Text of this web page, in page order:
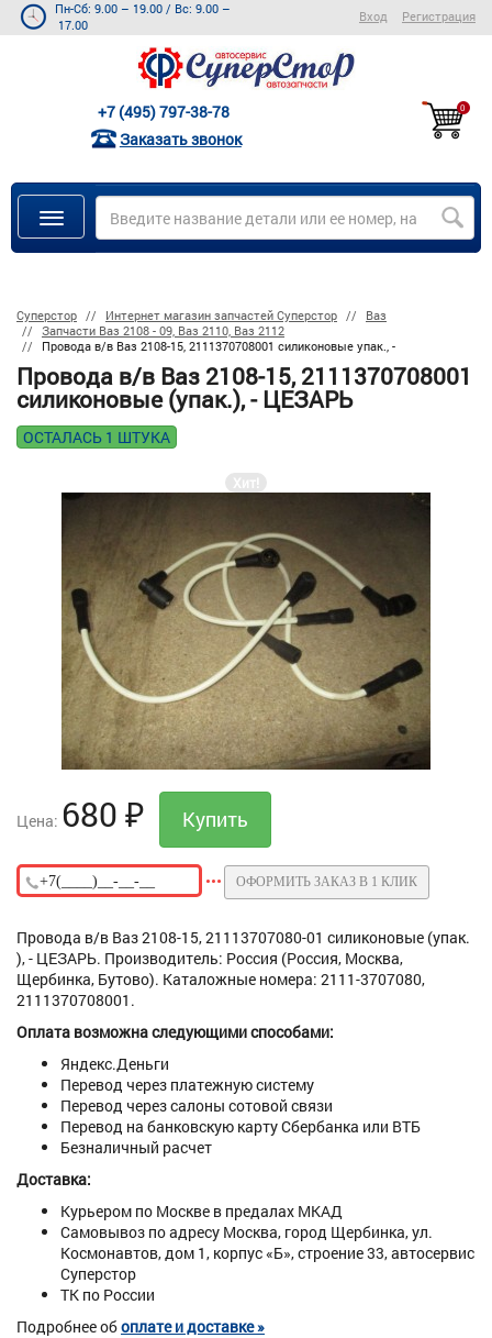
Пн-Сб: 9.00 – 19.00 / Вс: 9.00 –
17.00
Вход Регистрация
+7 (495) 797-38-78
Заказать звонок
0
Суперстор Интернет магазин запчастей Суперстор
Ваз
Запчасти Ваз 2108 - 09, Ваз 2110, Ваз 2112
Провода в/в Ваз 2108-15, 2111370708001 силиконовые упак., -
Провода в/в Ваз 2108-15, 2111370708001
силиконовые (упак.), - ЦЕЗАРЬ
ОСТАЛАСЬ 1 ШТУКА
Хит!
Цена: 680 ₽
ОФОРМИТЬ ЗАКАЗ В 1 КЛИК
Провода в/в Ваз 2108-15, 21113707080-01 силиконовые (упак.
), - ЦЕЗАРЬ. Производитель: Россия (Россия, Москва,
Щербинка, Бутово). Каталожные номера: 2111-3707080,
2111370708001.
Оплата возможна следующими способами:
Яндекс.Деньги
Перевод через платежную систему
Перевод через салоны сотовой связи
Перевод на банковскую карту Сбербанка или ВТБ
Безналичный расчет
Доставка:
Курьером по Москве в предалах МКАД
Самовывоз по адресу Москва, город Щербинка, ул.
Космонавтов, дом 1, корпус «Б», строение 33, автосервис
Суперстор
ТК по России
Подробнее обоплате и доставке »